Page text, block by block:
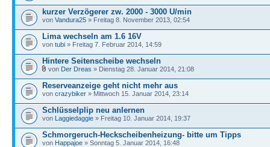
kurzer Verzögerer zw. 2000 - 3000 U/min
von Vandura25 » Freitag 8. November 2013, 02:54
Lima wechseln am 1.6 16V
von tubi » Freitag 7. Februar 2014, 14:59
Hintere Seitenscheibe wechseln
von Der Dreas » Dienstag 28. Januar 2014, 21:08
Reserveanzeige geht nicht mehr aus
von crazybiker » Mittwoch 15. Januar 2014, 23:14
Schlüsselplip neu anlernen
von Laggiedaggie » Freitag 10. Januar 2014, 19:37
Schmorgeruch-Heckscheibenheizung- bitte um Tipps
von Happajoe » Sonntag 5. Januar 2014, 16:48